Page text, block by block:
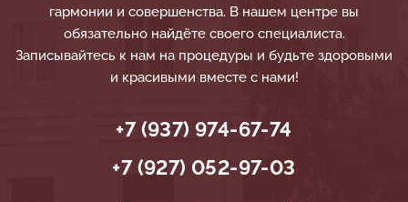
гармонии и совершенства. В нашем центре вы
обязательно найдёте своего специалиста.
Записывайтесь к нам на процедуры и будьте здоровыми
и красивыми вместе с нами!
+7 (937) 974-67-74
+7 (927) 052-97-03